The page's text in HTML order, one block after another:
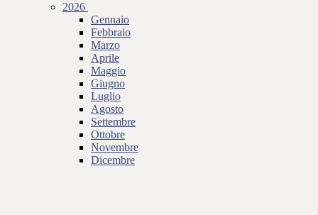
2026
Gennaio
Febbraio
Marzo
Aprile
Maggio
Giugno
Luglio
Agosto
Settembre
Ottobre
Novembre
Dicembre